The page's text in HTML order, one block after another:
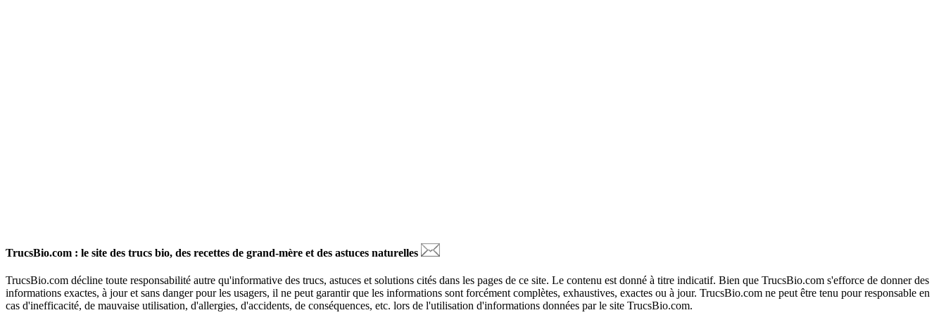
TrucsBio.com : le site des trucs bio, des recettes de grand-mère et des astuces naturelles
TrucsBio.com décline toute responsabilité autre qu'informative des trucs, astuces et solutions cités dans les pages de ce site. Le contenu est donné à titre indicatif. Bien que TrucsBio.com s'efforce de donner des
informations exactes, à jour et sans danger pour les usagers, il ne peut garantir que les informations sont forcément complètes, exhaustives, exactes ou à jour. TrucsBio.com ne peut être tenu pour responsable en
cas d'inefficacité, de mauvaise utilisation, d'allergies, d'accidents, de conséquences, etc. lors de l'utilisation d'informations données par le site TrucsBio.com.